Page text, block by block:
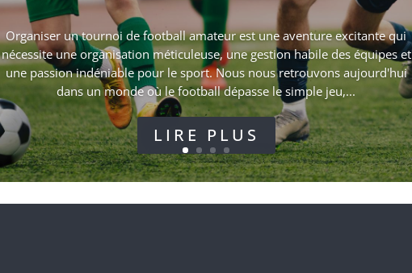
Organiser un tournoi de football amateur est une aventure excitante qui
nécessite une organisation méticuleuse, une gestion habile des équipes et
une passion indéniable pour le sport. Nous nous retrouvons aujourd'hui
dans un monde où le football dépasse le simple jeu,...
LIRE PLUS